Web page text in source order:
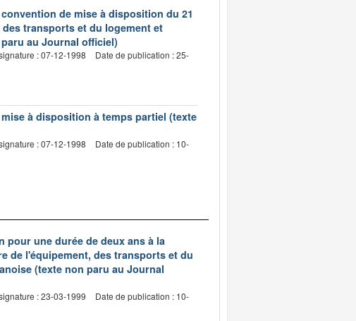
de mise à disposition du 21
transports et du logement et
au Journal officiel)
: 07-12-1998
Date de publication : 25-
à disposition à temps partiel (texte
: 07-12-1998
Date de publication : 10-
pour une durée de deux ans à la
de l'équipement, des transports et du
(texte non paru au Journal
: 23-03-1999
Date de publication : 10-